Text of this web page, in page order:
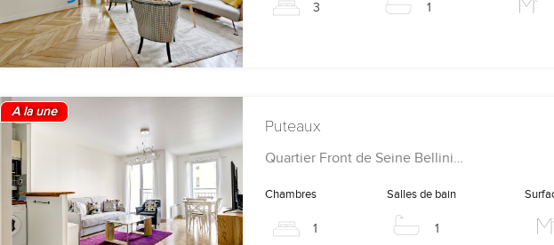
3 1
A la une
Puteaux
Quartier Front de Seine Bellini…
Chambres
1
Salles de bain
1